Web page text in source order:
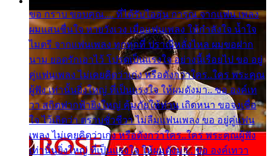
ขอ กราบ ขอบคุณ.... ที่ได้รับไออุ่น การุณ จากแฟน เพลง
ผมแสนชื่นใจ หายวังเวง เมื่อแฟนเพลง ให้กำลังใจ น้ำใจ
ไมตรี จากแฟนเพลง ทุกทุกที่ ปราณีหลั่งไหล ผมขอฝาก
นาม ยอดรักเอาไว้ โปรดเป็นแรงใจ อย่างนี้เรื่อยไป ขอ อยู่
คู่แฟนเพลง ไม่เคยคิดว่าเก่ง หรือดังกว่าใคร..ใคร พระคุณ
ผู้ฟัง เท่านั้นยิ่งใหญ่ ที่เป็นแรงใจ ให้ผมดังมา.. ขอ องค์เท
วา สถิตฟากฟ้ายิ่งใหญ่ คุ้มภัยให้ท่าน เถิดหนา ขอจงเชื่อ
ใจ ไว้เถิดว่า ตราบชั่วชีวา ไม่ลืมแฟนเพลง ขอ อยู่คู่แฟน
เพลง ไม่เคยคิดว่าเก่ง หรือดังกว่าใคร..ใคร พระคุณผู้ฟัง
เท่านั้นยิ่งใหญ่ ที่เป็นแรงใจ ให้ผมดังมา.. ขอ องค์เทวา